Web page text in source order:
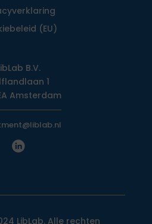
(EU)
B.V.
1
Amsterdam
LibLab. Alle rechten